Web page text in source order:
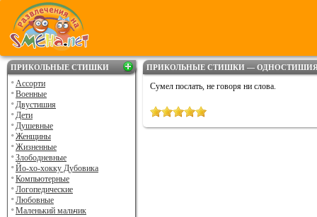
ПРИКОЛЬНЫЕ СТИШКИ
Ассорти
Военные
Двустишия
Дети
Душевные
Женщины
Жизненные
Злободневные
Йо-хо-хокку Дубовика
Компьютерные
Логопедические
Любовные
Маленький мальчик
ПРИКОЛЬНЫЕ СТИШКИ —
Сумел послать, не говоря ни слова.